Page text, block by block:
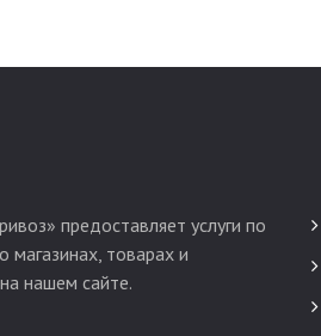
предоставляет услуги по
товарах и
нашем сайте.